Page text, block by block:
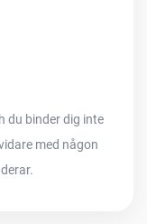
du binder dig inte
med någon